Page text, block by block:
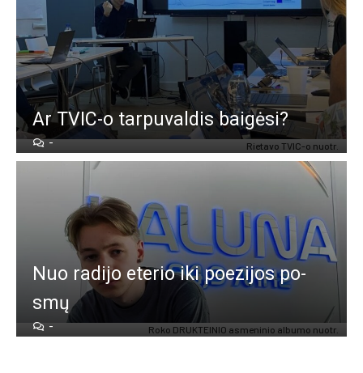
Rie­ta­vo TVIC-o nuo­tr.
Ar TVIC-o tar­pu­val­dis bai­gė­si?
-
Ro­ko DRUK­TEI­NIO as­me­ni­nio al­bu­mo nuo­tr.
Nuo ra­di­jo ete­rio iki poe­zi­jos po­
smų
-